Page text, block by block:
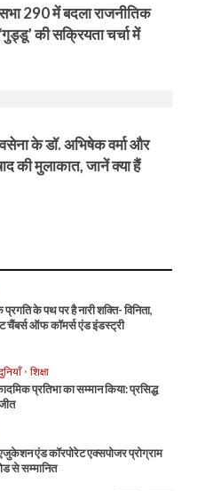
290 में बदला राजनीतिक
की सक्रियता चर्चा में
के डॉ. अभिषेक वर्मा और
की मुलाकात, जानें क्या हैं
प्रगति के पथ पर है नारी शक्ति- विनिता,
चैंबर्स ऑफ कॉमर्स एंड इंडस्ट्री
• शिक्षा
प्रतिभा का सम्मान किया: प्रसिद्ध
एंड कॉरपोरेट एक्सपोजर प्रोग्राम
से सम्मानित